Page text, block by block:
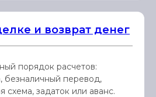
и возврат денег
порядок расчетов:
безналичный перевод,
схема, задаток или аванс.